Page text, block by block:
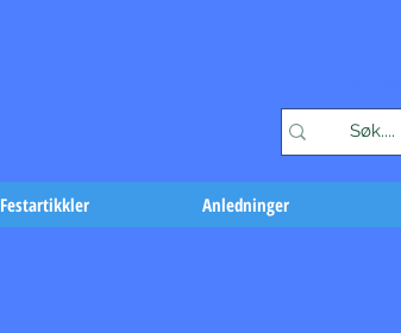
Festartikkler Anledninger